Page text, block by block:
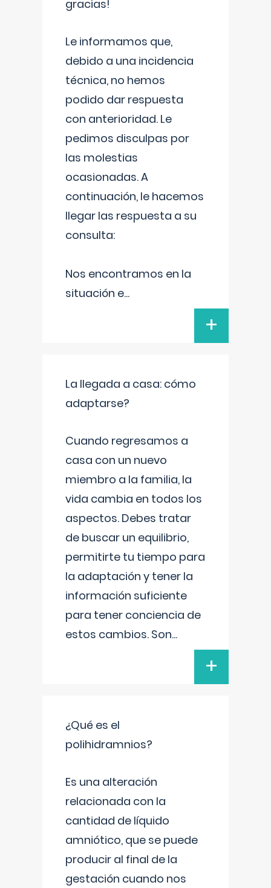
gracias!
Le informamos que,
debido a una incidencia
técnica, no hemos
podido dar respuesta
con anterioridad. Le
pedimos disculpas por
las molestias
ocasionadas. A
continuación, le hacemos
llegar las respuesta a su
consulta:
Nos encontramos en la
situación e...
+
La llegada a casa: cómo
adaptarse?
Cuando regresamos a
casa con un nuevo
miembro a la familia, la
vida cambia en todos los
aspectos. Debes tratar
de buscar un equilibrio,
permitirte tu tiempo para
la adaptación y tener la
información suficiente
para tener conciencia de
estos cambios. Son...
+
¿Qué es el
polihidramnios?
Es una alteración
relacionada con la
cantidad de líquido
amniótico, que se puede
producir al final de la
gestación cuando nos